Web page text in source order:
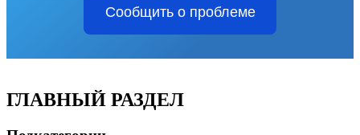
Сообщить о проблеме
ГЛАВНЫЙ РАЗДЕЛ